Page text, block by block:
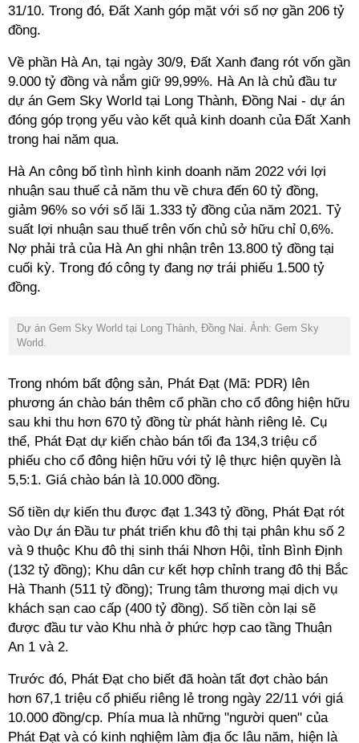
31/10. Trong đó, Đất Xanh góp mặt với số nợ gần 206 tỷ
đồng.
Về phần Hà An, tại ngày 30/9, Đất Xanh đang rót vốn gần
9.000 tỷ đồng và nắm giữ 99,99%. Hà An là chủ đầu tư
dự án Gem Sky World tại Long Thành, Đồng Nai - dự án
đóng góp trọng yếu vào kết quả kinh doanh của Đất Xanh
trong hai năm qua.
Hà An công bố tình hình kinh doanh năm 2022 với lợi
nhuận sau thuế cả năm thu về chưa đến 60 tỷ đồng,
giảm 96% so với số lãi 1.333 tỷ đồng củanăm 2021. Tỷ
suất lợi nhuận sau thuế trên vốn chủ sở hữu chỉ 0,6%.
Nợ phải trả củaHà An ghi nhận trên 13.800 tỷ đồng tại
cuối kỳ. Trong đó công ty đang nợ trái phiếu 1.500 tỷ
đồng.
Dự án Gem Sky World tại Long Thành, Đồng Nai. Ảnh: Gem Sky
World.
Trong nhóm bất động sản, Phát Đạt (Mã: PDR) lên
phương án chào bán thêm cổ phần cho cổ đông hiện hữu
sau khi thu hơn 670 tỷ đồng từ phát hành riêng lẻ. Cụ
thể, Phát Đạt dự kiến chào bán tối đa 134,3 triệu cổ
phiếu cho cổ đông hiện hữu với tỷ lệ thực hiện quyền là
5,5:1. Giá chào bán là 10.000 đồng.
Số tiền dự kiến thu được đạt 1.343 tỷ đồng, Phát Đạt rót
vào Dự án Đầu tư phát triển khu đô thị tại phân khu số 2
và 9 thuộc Khu đô thị sinh thái Nhơn Hội, tỉnh Bình Định
(132 tỷ đồng); Khu dân cư kết hợp chỉnh trang đô thị Bắc
Hà Thanh (511 tỷ đồng); Trung tâm thương mại dịch vụ
khách sạn cao cấp (400 tỷ đồng). Số tiền còn lại sẽ
được đầu tư vào Khu nhà ở phức hợp cao tầng Thuận
An 1 và 2.
Trước đó, Phát Đạt cho biết đã hoàn tất đợt chào bán
hơn 67,1 triệu cổ phiếu riêng lẻ trong ngày 22/11 với giá
10.000 đồng/cp. Phía mua là những "người quen" của
Phát Đạt và có kinh nghiệm làm địa ốc lâu năm, hiện là